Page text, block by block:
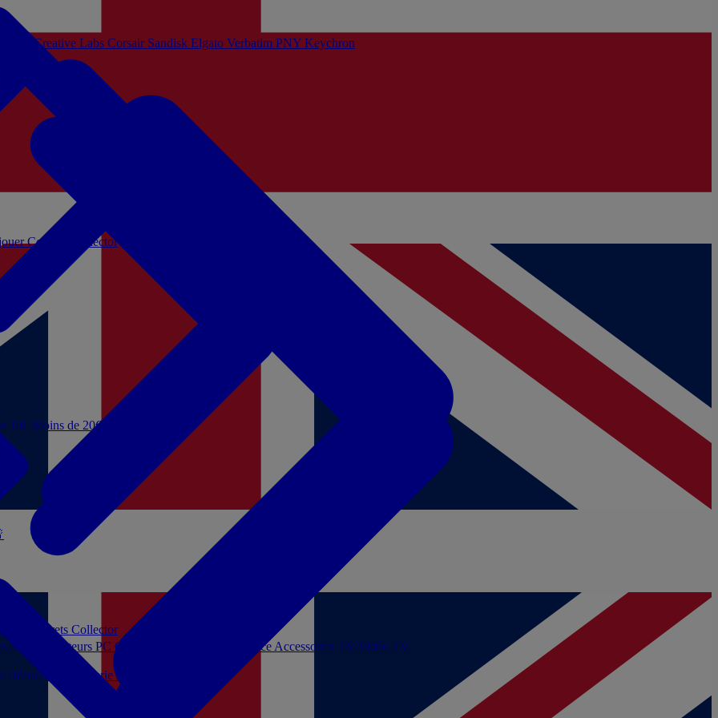
10€ Moins de 20€
Décoration PapeterieJeux de société
Coffrets Collector
Coffrets Collector
audio Moniteurs PC Casques filaires Audio Licence Accessoires TV/Vidéo TV
Creative Labs Corsair Sandisk Elgato Verbatim PNY Keychron